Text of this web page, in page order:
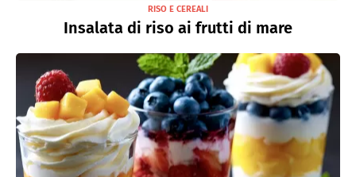
RISO E CEREALI
Insalata di riso ai frutti di mare